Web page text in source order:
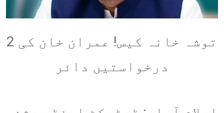
توشہ خانہ کیس! عمران خان کی 2
درخواستیں دائر